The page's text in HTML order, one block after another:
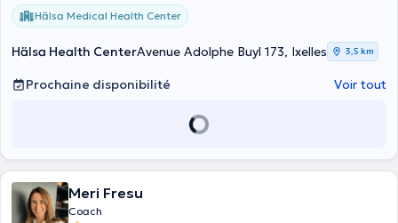
Hälsa Medical Health Center
Hälsa Health CenterAvenue Adolphe Buyl 173, Ixelles 3,5 km
Prochaine disponibilité Voir tout
Meri Fresu
Coach